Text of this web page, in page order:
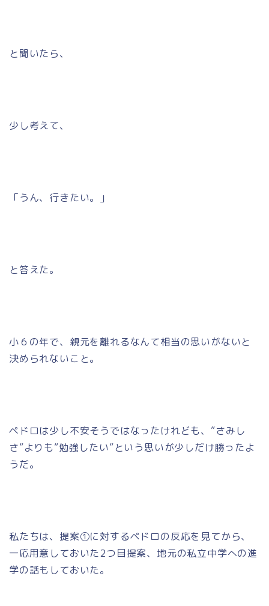
と聞いたら、
少し考えて、
「うん、行きたい。」
と答えた。
小６の年で、親元を離れるなんて相当の思いがないと
決められないこと。
ペドロは少し不安そうではなったけれども、”さみし
さ”よりも”勉強したい”という思いが少しだけ勝ったよ
うだ。
私たちは、提案①に対するペドロの反応を見てから、
一応用意しておいた2つ目提案、地元の私立中学への進
学の話もしておいた。